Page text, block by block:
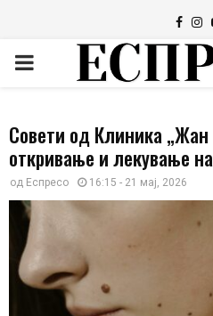
PRIMARY
Совети од Клиника „Жан
откривање и лекување
од Еспресо 16:15 - 21 мај, 2026